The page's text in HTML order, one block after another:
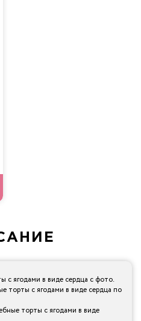
с ягодами в виде сердца с фото.
торты с ягодами в виде сердца по
торты с ягодами в виде